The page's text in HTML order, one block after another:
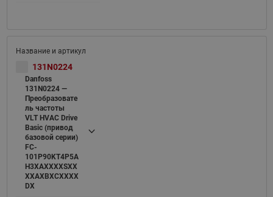
131N0224
Danfoss
131N0224 —
Преобразовате
ль частоты
VLT HVAC Drive
Basic (привод
базовой серии)
FC-
101P90KT4P5A
H3XAXXXXSXX
XXAXBXCXXXX
DX